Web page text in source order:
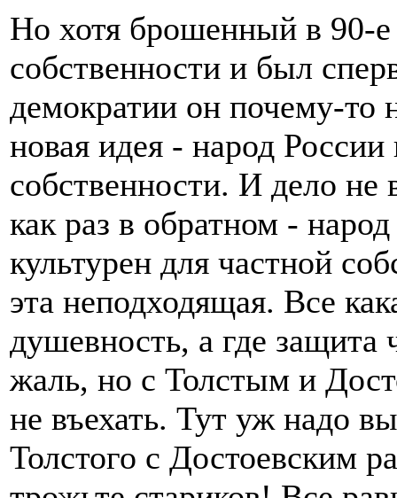
Но хотя брошенный в 90-е
собственности и был
демократии он почему-то
новая идея - народ России
собственности. И дело не
как раз в обратном -
культурен для частной
эта неподходящая. Все
душевность, а где защита
жаль, но с Толстым и
не въехать. Тут уж надо
Толстого с Достоевским